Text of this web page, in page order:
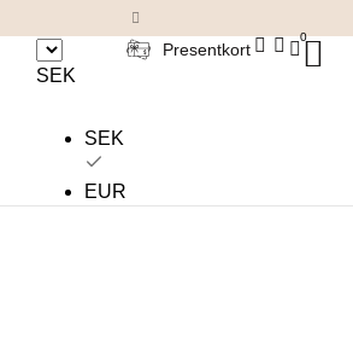
SEK
SEK
EUR
Presentkort
0